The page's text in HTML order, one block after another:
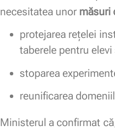
necesitatea unor măsuri
protejarea rețelei
taberele pentru
stoparea
reunificarea
Ministerul a confirmat